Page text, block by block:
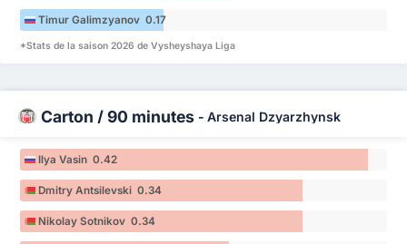
Timur Galimzyanov 0.17
*Stats de la saison 2026 de Vysheyshaya Liga
Carton / 90 minutes - Arsenal Dzyarzhynsk
Ilya Vasin 0.42
Dmitry Antsilevski 0.34
Nikolay Sotnikov 0.34